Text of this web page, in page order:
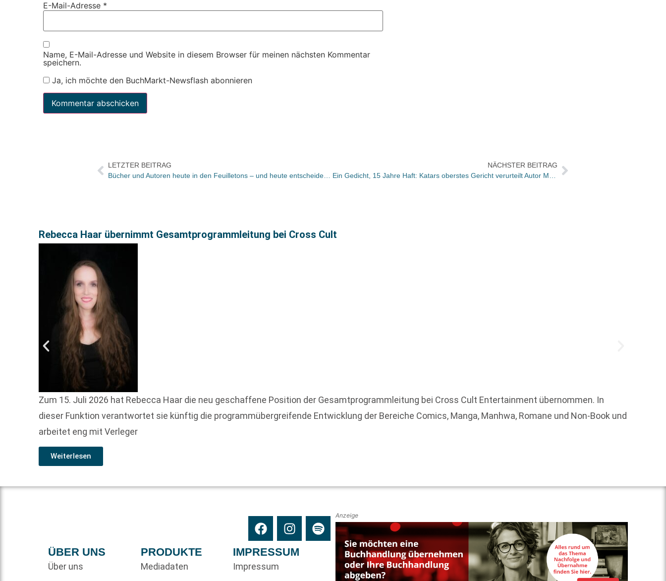
E-Mail-Adresse *
Name, E-Mail-Adresse und Website in diesem Browser für meinen nächsten Kommentar
speichern.
Ja, ich möchte den BuchMarkt-Newsflash abonnieren
LETZTER BEITRAG
NÄCHSTER BEITRAG
Rebecca Haar übernimmt Gesamtprogrammleitung bei Cross Cult
Zum 15. Juli 2026 hat Rebecca Haar die neu geschaffene Position der Gesamtprogrammleitung bei Cross Cult Entertainment übernommen. In
dieser Funktion verantwortet sie künftig die programmübergreifende Entwicklung der Bereiche Comics, Manga, Manhwa, Romane und Non-Book und
arbeitet eng mit Verleger
Weiterlesen
ÜBER UNS
Über uns
PRODUKTE
Mediadaten
IMPRESSUM
Impressum
Anzeige